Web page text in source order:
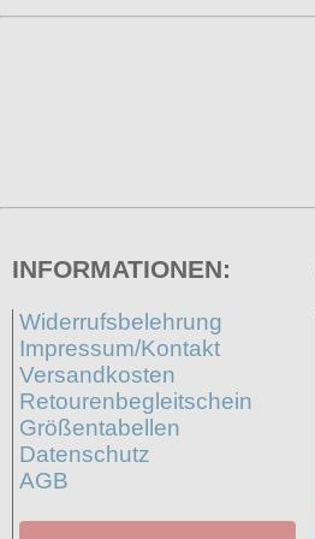
INFORMATIONEN:
Widerrufsbelehrung
Impressum/Kontakt
Versandkosten
Retourenbegleitschein
Größentabellen
Datenschutz
AGB